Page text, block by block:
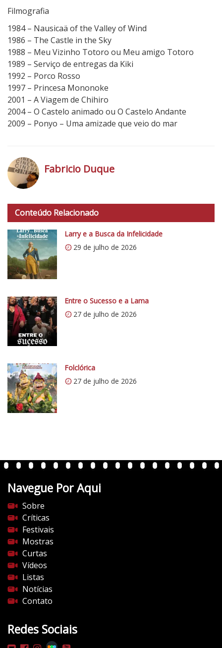
Filmografia
1984 – Nausicaä of the Valley of Wind
1986 – The Castle in the Sky
1988 – Meu Vizinho Totoro ou Meu amigo Totoro
1989 – Serviço de entregas da Kiki
1992 – Porco Rosso
1997 – Princesa Mononoke
2001 – A Viagem de Chihiro
2004 – O Castelo animado ou O Castelo Andante
2009 – Ponyo – Uma amizade que veio do mar
t
p
s
:
/
/
0
.
w
p
.
c
o
m
/
v
n
e
s
d
o
c
i
n
e
m
a
c
o
Fabricio Duque
Conteúdo Relacionado
Larry e a Busca da Infelicidade
29 de julho de 2026
Entre o Sucesso e a Lama
27 de julho de 2026
Folclórica
27 de julho de 2026
Navegue Por Aqui
Sobre
Críticas
Festivais
Mostras
Curtas
Vídeos
Listas
Notícias
Contato
Redes Sociais